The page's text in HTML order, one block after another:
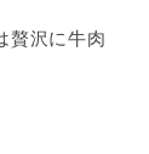
贅沢に牛肉